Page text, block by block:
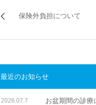
保険外負担について
最近のお知らせ
お盆期間の診療
2026.07.7